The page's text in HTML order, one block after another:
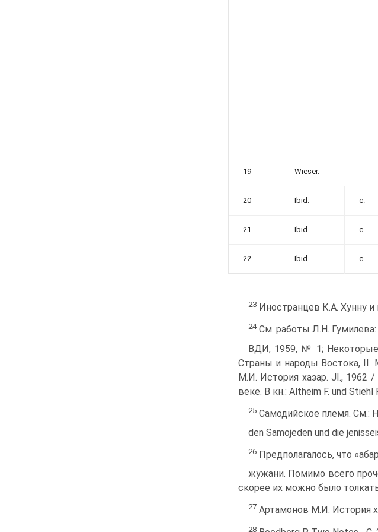
19 Wieser.
20 Ibid. с.
21 Ibid. с.
22 Ibid. с.
23 Иностранцев К.А. Хунну и
24См. работы Л.Н.
ВДИ, 1959, № 1;
Страны и народы Востока, II.
М.И. История хазар. JI., 1962
веке. В кн.: Altheim F. und Stiehl
25 Самодийское племя. См.:
den Samojeden und die
26 Предполагалось, что
жужани. Помимо всего
скорее их можно было
27 Артамонов М.И. История
28